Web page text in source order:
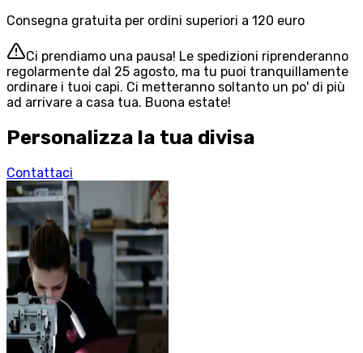
Consegna gratuita per ordini superiori a 120 euro
Ci prendiamo una pausa! Le spedizioni riprenderanno
regolarmente dal 25 agosto, ma tu puoi tranquillamente
ordinare i tuoi capi. Ci metteranno soltanto un po' di più
ad arrivare a casa tua. Buona estate!
Personalizza la tua divisa
Contattaci